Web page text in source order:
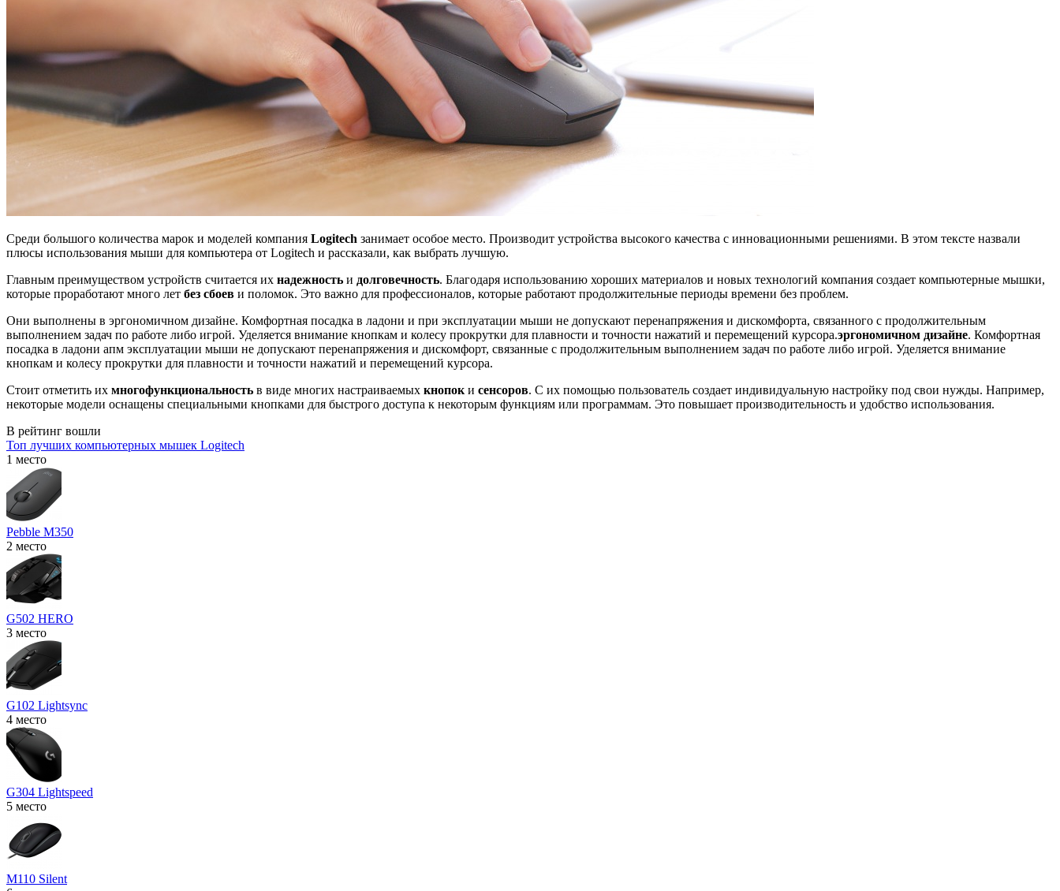
Среди большого количества марок и моделей компания Logitech занимает особое место. Производит устройства высокого качества с инновационными решениями. В этом тексте назвали
плюсы использования мыши для компьютера от Logitech и рассказали, как выбрать лучшую.
Главным преимуществом устройств считается их надежность и долговечность. Благодаря использованию хороших материалов и новых технологий компания создает компьютерные мышки,
которые проработают много лет без сбоев и поломок. Это важно для профессионалов, которые работают продолжительные периоды времени без проблем.
Они выполнены в эргономичном дизайне. Комфортная посадка в ладони и при эксплуатации мыши не допускают перенапряжения и дискомфорта, связанного с продолжительным
выполнением задач по работе либо игрой. Уделяется внимание кнопкам и колесу прокрутки для плавности и точности нажатий и перемещений курсора.эргономичном дизайне. Комфортная
посадка в ладони апм эксплуатации мыши не допускают перенапряжения и дискомфорт, связанные с продолжительным выполнением задач по работе либо игрой. Уделяется внимание
кнопкам и колесу прокрутки для плавности и точности нажатий и перемещений курсора.
Стоит отметить их многофункциональность в виде многих настраиваемых кнопок и сенсоров. С их помощью пользователь создает индивидуальную настройку под свои нужды. Например,
некоторые модели оснащены специальными кнопками для быстрого доступа к некоторым функциям или программам. Это повышает производительность и удобство использования.
В рейтинг вошли
Топ лучших компьютерных мышек Logitech
1 место
Pebble M350
2 место
G502 HERO
3 место
G102 Lightsync
4 место
G304 Lightspeed
5 место
M110 Silent